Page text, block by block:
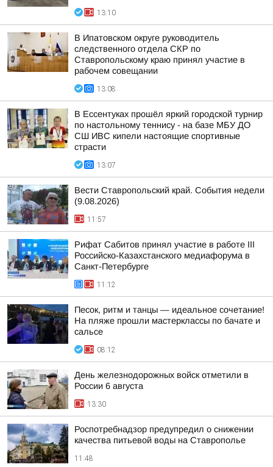
13:10
В Ипатовском округе руководитель
следственного отдела СКР по
Ставропольскому краю принял участие в
рабочем совещании
13:08
В Ессентуках прошёл яркий городской турнир
по настольному теннису - на базе МБУ ДО
СШ ИВС кипели настоящие спортивные
страсти
13:07
Вести Ставропольский край. События недели
(9.08.2026)
11:57
Рифат Сабитов принял участие в работе III
Российско-Казахстанского медиафорума в
Санкт-Петербурге
11:12
Песок, ритм и танцы — идеальное сочетание!
На пляже прошли мастерклассы по бачате и
сальсе
08:12
День железнодорожных войск отметили в
России 6 августа
13:30
Роспотребнадзор предупредил о снижении
качества питьевой воды на Ставрополье
11:48